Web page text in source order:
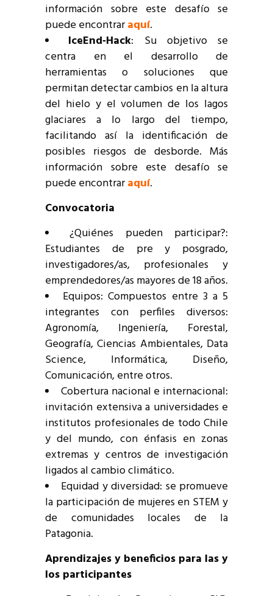
información sobre este desafío se
puede encontraraquí.
IceEnd‑Hack: Su objetivo se
centra en el desarrollo de
herramientas o soluciones que
permitan detectar cambios en la altura
del hielo y el volumen de los lagos
glaciares a lo largo del tiempo,
facilitando así la identificación de
posibles riesgos de desborde. Más
información sobre este desafío se
puede encontraraquí.
Convocatoria
¿Quiénes pueden participar?:
Estudiantes de pre y posgrado,
investigadores/as, profesionales y
emprendedores/as mayores de 18 años.
Equipos: Compuestos entre 3 a 5
integrantes con perfiles diversos:
Agronomía, Ingeniería, Forestal,
Geografía, Ciencias Ambientales, Data
Science, Informática, Diseño,
Comunicación, entre otros.
Cobertura nacional e internacional:
invitación extensiva a universidades e
institutos profesionales de todo Chile
y del mundo, con énfasis en zonas
extremas y centros de investigación
ligados al cambio climático.
Equidad y diversidad: se promueve
la participación de mujeres en STEM y
de comunidades locales de la
Patagonia.
Aprendizajes y beneficios para las y
los participantes